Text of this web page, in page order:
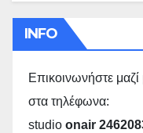
INFO
Επικοινωνήστε μαζί
στα τηλέφωνα:
studio onair